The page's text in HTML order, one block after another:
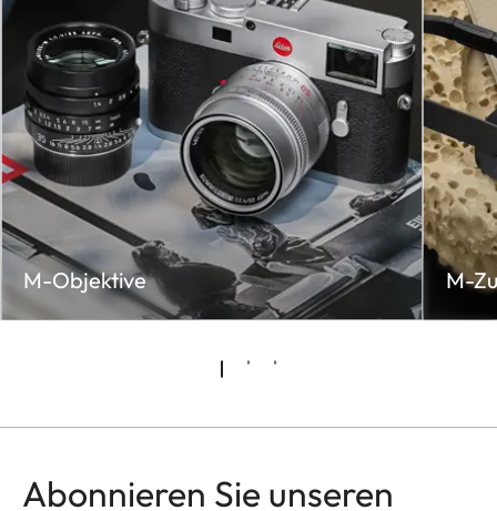
M-Objektive M-
Abonnieren Sie unseren